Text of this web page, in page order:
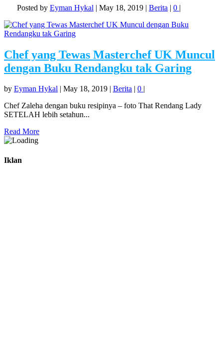
Posted by Eyman Hykal | May 18, 2019| Berita | 0 |
Chef yang Tewas Masterchef UK Muncul
dengan Buku Rendangku tak Garing
by Eyman Hykal | May 18, 2019 | Berita | 0 |
Chef Zaleha dengan buku resipinya – foto That Rendang Lady
SETELAH lebih setahun...
Read More
Iklan